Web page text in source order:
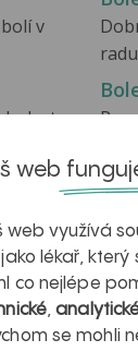
v
bolest
web
web využívá
lékař,
co nejlépe
,
se mohli